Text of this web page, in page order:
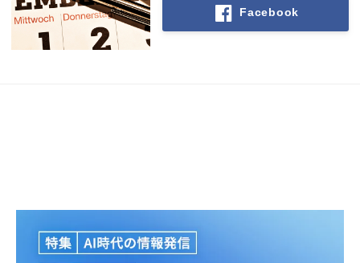
Facebook